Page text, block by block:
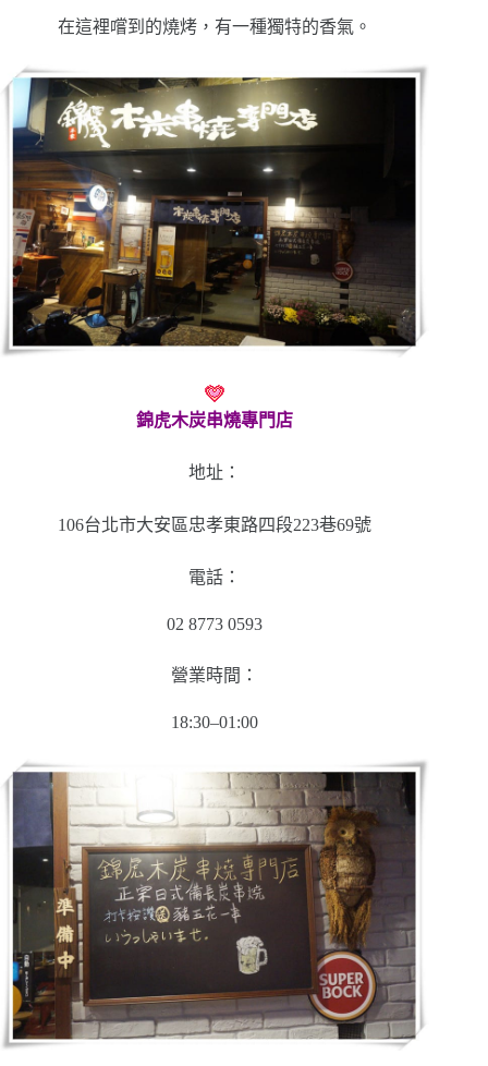
在這裡嚐到的燒烤，有一種獨特的香氣。
錦虎木炭串燒專門店
地址：
106台北市大安區忠孝東路四段223巷69號
電話：
02 8773 0593
營業時間：
18:30–01:00